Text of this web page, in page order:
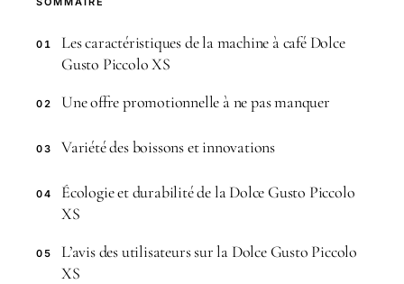
01
Les caractéristiques de la machine à café Dolce
Gusto Piccolo XS
02 Une offre promotionnelle à ne pas manquer
03 Variété des boissons et innovations
04
Écologie et durabilité de la Dolce Gusto Piccolo
XS
05
L’avis des utilisateurs sur la Dolce Gusto Piccolo
XS